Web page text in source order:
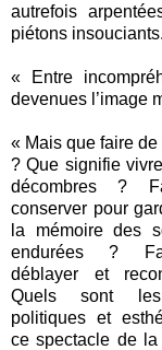
autrefois
piétons
« Entre
devenues l’image
« Mais que faire
? Que signifie
décombres ?
conserver pour
la mémoire des
endurées ?
déblayer et
Quels sont
politiques et
ce spectacle de